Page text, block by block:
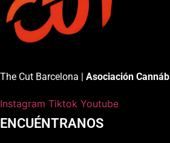
The Cut Barcelona | Asociación
Instagram Tiktok Youtube
ENCUÉNTRANOS